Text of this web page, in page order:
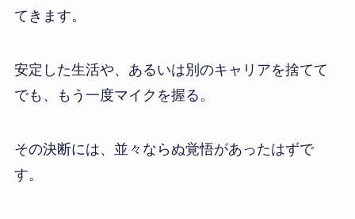
てきます。
安定した生活や、あるいは別のキャリアを捨てて
でも、もう一度マイクを握る。
その決断には、並々ならぬ覚悟があったはずで
す。